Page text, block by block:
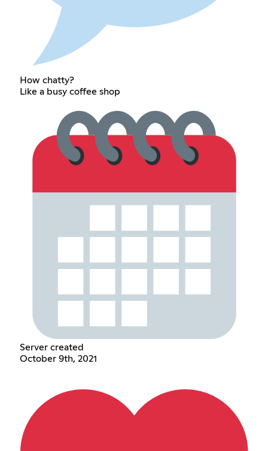
How chatty?
Like a busy coffee shop
Server created
October 9th, 2021